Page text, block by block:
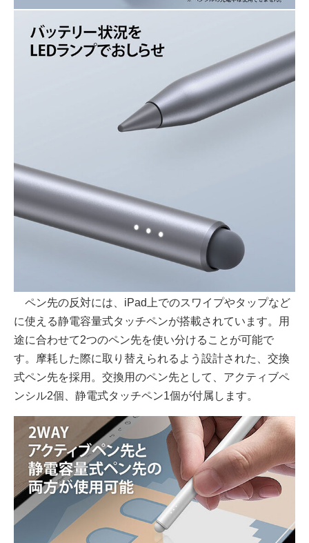
ペン先の反対には、iPad上でのスワイプやタップなど
に使える静電容量式タッチペンが搭載されています。用
途に合わせて2つのペン先を使い分けることが可能で
す。摩耗した際に取り替えられるよう設計された、交換
式ペン先を採用。交換用のペン先として、アクティブペ
ンシル2個、静電式タッチペン1個が付属します。